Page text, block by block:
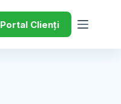
Portal Clienți